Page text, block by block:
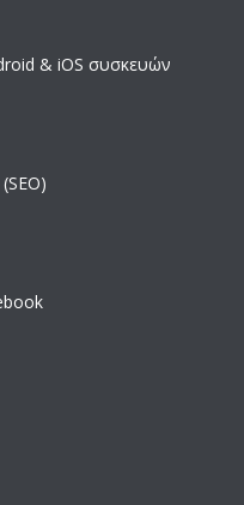
& iOS συσκευών